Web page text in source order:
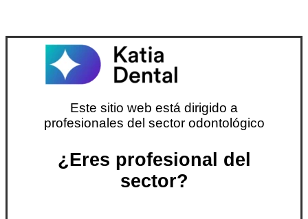
Este sitio web está dirigido a
profesionales del sector odontológico
¿Eres profesional del
sector?